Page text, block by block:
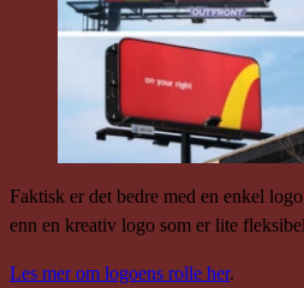
Faktisk er det bedre med en enkel
enn en kreativ logo som er lite
Les mer om logoens rolle her.